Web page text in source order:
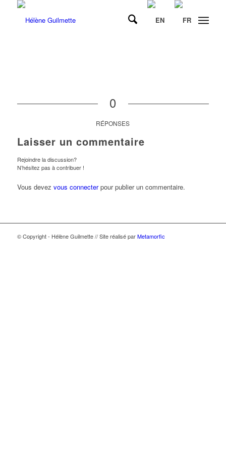
0
RÉPONSES
Laisser un commentaire
Rejoindre la discussion?
N’hésitez pas à contribuer !
Vous devez vous connecterpour publier un commentaire.
© Copyright - Hélène Guilmette // Site réalisé parMetamorfic